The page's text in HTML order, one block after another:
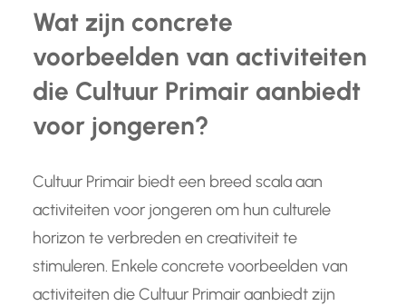
Wat zijn concrete
voorbeelden van activiteiten
die Cultuur Primair aanbiedt
voor jongeren?
Cultuur Primair biedt een breed scala aan
activiteiten voor jongeren om hun culturele
horizon te verbreden en creativiteit te
stimuleren. Enkele concrete voorbeelden van
activiteiten die Cultuur Primair aanbiedt zijn